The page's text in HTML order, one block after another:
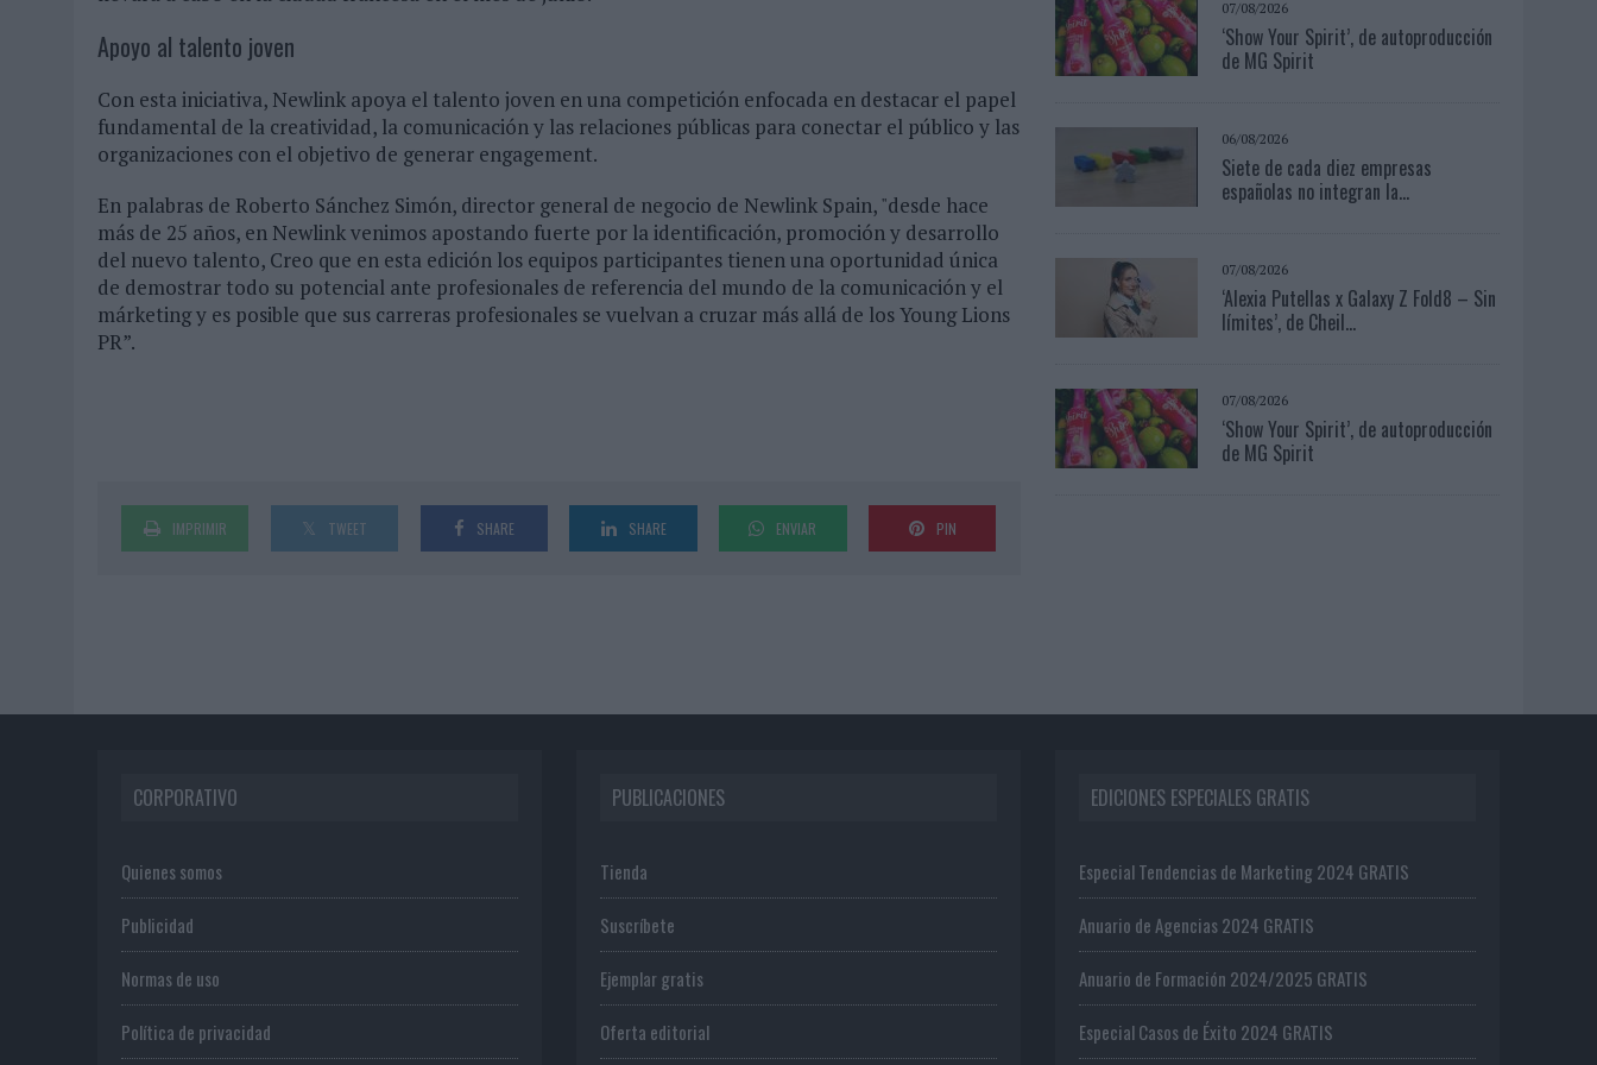
Apoyo al talento joven
Con esta iniciativa, Newlink apoya el talento joven en una competición enfocada en destacar el papel
fundamental de la creatividad, la comunicación y las relaciones públicas para conectar el público y las
organizaciones con el objetivo de generar engagement.
En palabras de Roberto Sánchez Simón, director general de negocio de Newlink Spain, "desde hace
más de 25 años, en Newlink venimos apostando fuerte por la identificación, promoción y desarrollo
del nuevo talento, Creo que en esta edición los equipos participantes tienen una oportunidad única
de demostrar todo su potencial ante profesionales de referencia del mundo de la comunicación y el
márketing y es posible que sus carreras profesionales se vuelvan a cruzar más allá de los Young Lions
PR”.
IMPRIMIR TWEET SHARE SHARE ENVIAR PIN
07/08/2026
‘Show Your Spirit’, de autoproducción
de MG Spirit
06/08/2026
Siete de cada diez empresas
españolas no integran la...
07/08/2026
‘Alexia Putellas x Galaxy Z Fold8 – Sin
límites’, de Cheil...
07/08/2026
‘Show Your Spirit’, de autoproducción
de MG Spirit
CORPORATIVO
Quienes somos
Publicidad
Normas de uso
Política de privacidad
PUBLICACIONES
Tienda
Suscríbete
Ejemplar gratis
Oferta editorial
EDICIONES ESPECIALES GRATIS
Especial Tendencias de Marketing 2024 GRATIS
Anuario de Agencias 2024 GRATIS
Anuario de Formación 2024/2025 GRATIS
Especial Casos de Éxito 2024 GRATIS